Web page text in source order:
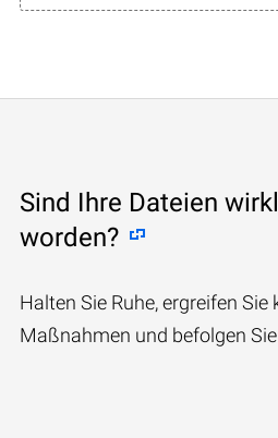
Sind Ihre Dateien
worden?
Halten Sie Ruhe, ergreifen Sie
Maßnahmen und befolgen